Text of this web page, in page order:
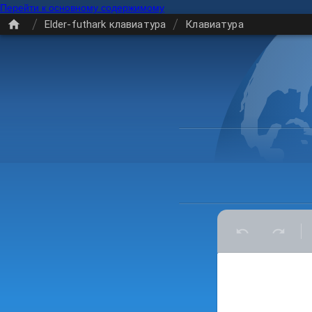
Перейти к основному содержимому
/ Elder-futhark клавиатура / Клавиатура